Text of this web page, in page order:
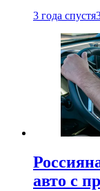
3 года спустя
авто с